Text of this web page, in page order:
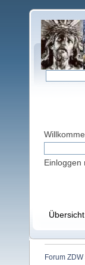
Einloggen
Übersicht
Forum ZDW